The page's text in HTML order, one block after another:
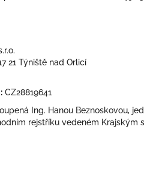
21 Týniště nad Orlicí
CZ28819641
Ing. Hanou Beznoskovou,
rejstříku vedeném Krajským